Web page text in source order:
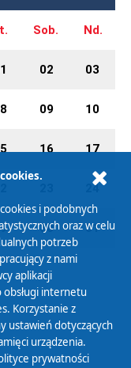
Sob. Nd.
02 03
09 10
16 17
24
30 31
i podobnych
oraz w celu
potrzeb
z nami
aplikacji
obsługi internetu
Korzystanie z
ustawień dotyczących
urządzenia.
prywatności